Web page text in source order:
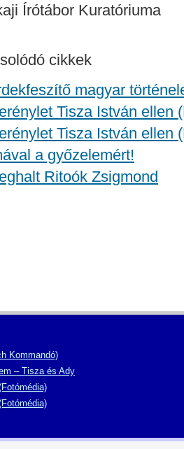
Írótábor Kuratóriuma
cikkek
magyar
Tisza István ellen
Tisza István ellen
a győzelemért!
Ritoók Zsigmond
Kommandó)
– Tisza és Ady